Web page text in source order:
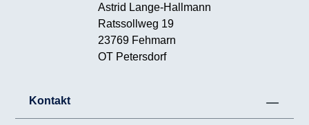
Astrid Lange-Hallmann
Ratssollweg 19
23769 Fehmarn
OT Petersdorf
Kontakt